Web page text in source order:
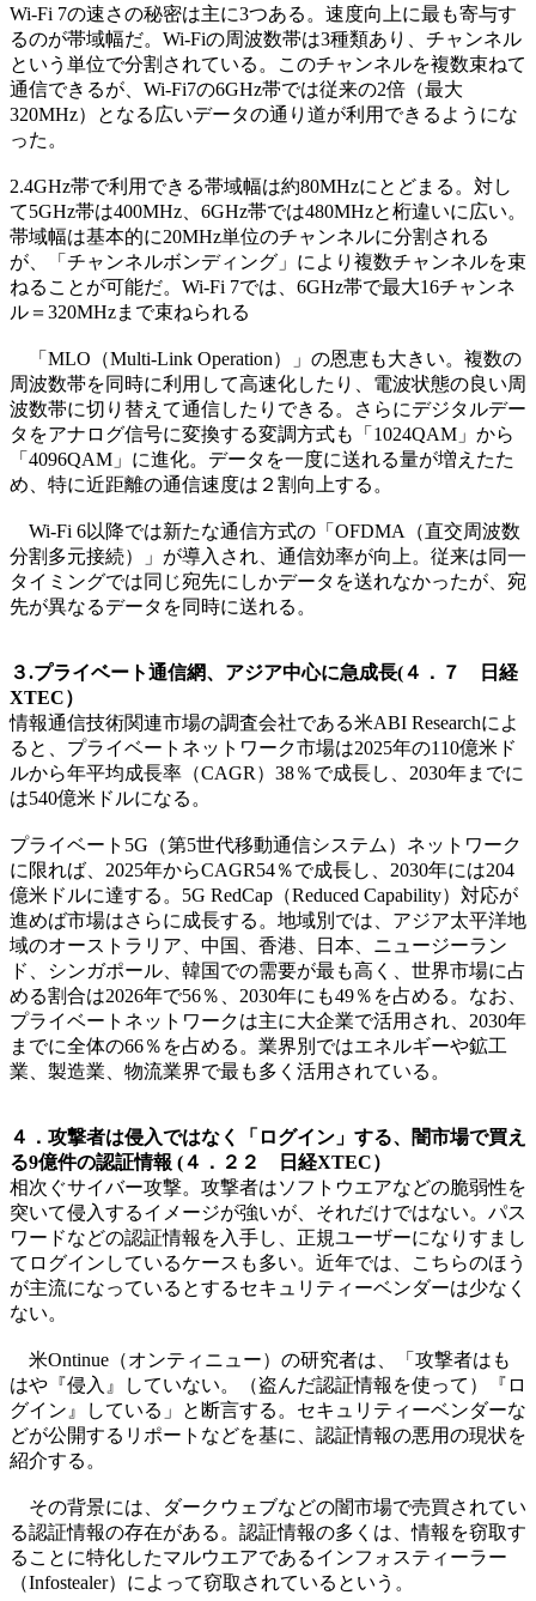
Wi-Fi 7の速さの秘密は主に3つある。速度向上に最も寄与す
るのが帯域幅だ。Wi-Fiの周波数帯は3種類あり、チャンネル
という単位で分割されている。このチャンネルを複数束ねて
通信できるが、Wi-Fi7の6GHz帯では従来の2倍（最大
320MHz）となる広いデータの通り道が利用できるようにな
った。
2.4GHz帯で利用できる帯域幅は約80MHzにとどまる。対し
て5GHz帯は400MHz、6GHz帯では480MHzと桁違いに広い。
帯域幅は基本的に20MHz単位のチャンネルに分割される
が、「チャンネルボンディング」により複数チャンネルを束
ねることが可能だ。Wi-Fi 7では、6GHz帯で最大16チャンネ
ル＝320MHzまで束ねられる
「MLO（Multi-Link Operation）」の恩恵も大きい。複数の
周波数帯を同時に利用して高速化したり、電波状態の良い周
波数帯に切り替えて通信したりできる。さらにデジタルデー
タをアナログ信号に変換する変調方式も「1024QAM」から
「4096QAM」に進化。データを一度に送れる量が増えたた
め、特に近距離の通信速度は２割向上する。
Wi-Fi 6以降では新たな通信方式の「OFDMA（直交周波数
分割多元接続）」が導入され、通信効率が向上。従来は同一
タイミングでは同じ宛先にしかデータを送れなかったが、宛
先が異なるデータを同時に送れる。
３.プライベート通信網、アジア中心に急成長(４．７ 日経
XTEC）
情報通信技術関連市場の調査会社である米ABI Researchによ
ると、プライベートネットワーク市場は2025年の110億米ド
ルから年平均成長率（CAGR）38％で成長し、2030年までに
は540億米ドルになる。
プライベート5G（第5世代移動通信システム）ネットワーク
に限れば、2025年からCAGR54％で成長し、2030年には204
億米ドルに達する。5G RedCap（Reduced Capability）対応が
進めば市場はさらに成長する。地域別では、アジア太平洋地
域のオーストラリア、中国、香港、日本、ニュージーラン
ド、シンガポール、韓国での需要が最も高く、世界市場に占
める割合は2026年で56％、2030年にも49％を占める。なお、
プライベートネットワークは主に大企業で活用され、2030年
までに全体の66％を占める。業界別ではエネルギーや鉱工
業、製造業、物流業界で最も多く活用されている。
４．攻撃者は侵入ではなく「ログイン」する、闇市場で買え
る9億件の認証情報 (４．２２ 日経XTEC）
相次ぐサイバー攻撃。攻撃者はソフトウエアなどの脆弱性を
突いて侵入するイメージが強いが、それだけではない。パス
ワードなどの認証情報を入手し、正規ユーザーになりすまし
てログインしているケースも多い。近年では、こちらのほう
が主流になっているとするセキュリティーベンダーは少なく
ない。
米Ontinue（オンティニュー）の研究者は、「攻撃者はも
はや『侵入』していない。（盗んだ認証情報を使って）『ロ
グイン』している」と断言する。セキュリティーベンダーな
どが公開するリポートなどを基に、認証情報の悪用の現状を
紹介する。
その背景には、ダークウェブなどの闇市場で売買されてい
る認証情報の存在がある。認証情報の多くは、情報を窃取す
ることに特化したマルウエアであるインフォスティーラー
（Infostealer）によって窃取されているという。